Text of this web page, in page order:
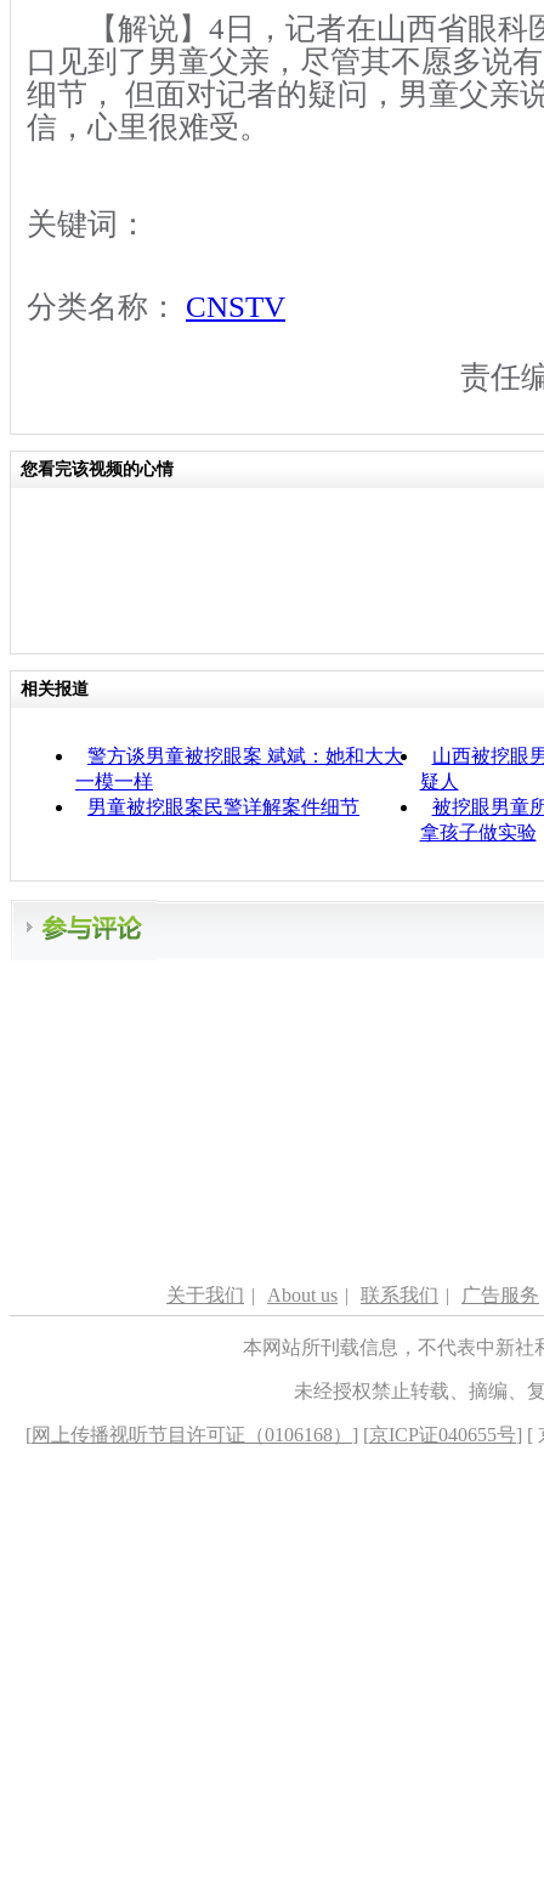
【解说】4日，记者在山西省眼科
口见到了男童父亲，尽管其不愿多说
细节， 但面对记者的疑问，男童父亲
信，心里很难受。
关键词：
分类名称： CNSTV
责任
您看完该视频的心情
相关报道
警方谈男童被挖眼案 斌斌：她和大大
一模一样
山西被挖眼
疑人
男童被挖眼案民警详解案件细节
被挖眼男童
拿孩子做实验
关于我们 | About us | 联系我们 | 广告服务
本网站所刊载信息，不代表中新
未经授权禁止转载、摘编、
[网上传播视听节目许可证（0106168） ] [京ICP证040655号] [